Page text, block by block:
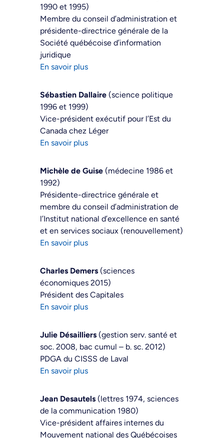
1990 et 1995)
Membre du conseil d’administration et
présidente-directrice générale de la
Société québécoise d’information
juridique
En savoir plus
Sébastien Dallaire (science politique
1996 et 1999)
Vice-président exécutif pour l’Est du
Canada chez Léger
En savoir plus
Michèle de Guise (médecine 1986 et
1992)
Présidente-directrice générale et
membre du conseil d’administration de
l’Institut national d’excellence en santé
et en services sociaux (renouvellement)
En savoir plus
Charles Demers (sciences
économiques 2015)
Président des Capitales
En savoir plus
Julie Désailliers (gestion serv. santé et
soc. 2008, bac cumul – b. sc. 2012)
PDGA du CISSS de Laval
En savoir plus
Jean Desautels (lettres 1974, sciences
de la communication 1980)
Vice-président affaires internes du
Mouvement national des Québécoises